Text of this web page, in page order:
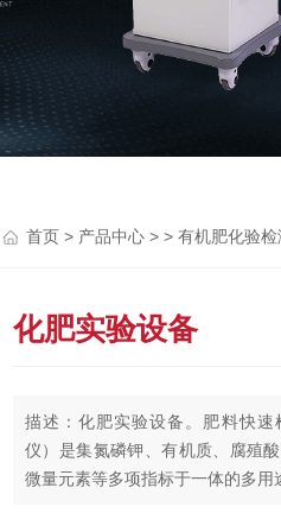
首页 > 产品中心 > > 有机肥化验检
化肥实验设备
描述：化肥实验设备。肥料快速
仪）是集氮磷钾、有机质、腐殖酸
微量元素等多项指标于一体的多用